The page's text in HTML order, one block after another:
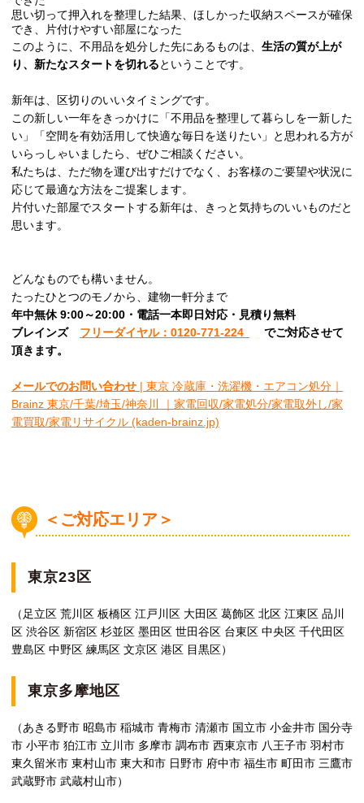
思い切って押入れを整理した結果、ほしかった収納スペースが確保
でき、片付けやすい部屋になった
このように、不用品を処分した先にあるものは、 生活の質が上が
り、新たなスタートを切れるということです。
新年は、区切りのいいタイミングです。
この新しい一年をきっかけに「不用品を整理して暮らしを一新した
い」「空間を有効活用して快適な毎日を送りたい」と思われる方が
いらっしゃいましたら、ぜひご相談ください。
私たちは、ただ物を運び出すだけでなく、お客様のご要望や状況に
応じて最適な方法をご提案します。
片付いた部屋でスタートする新年は、きっと気持ちのいいものだと
思います。
どんなものでも構いません。
たったひとつのモノから、建物一軒分まで
年中無休 9:00～20:00・電話一本即日対応・見積り無料
ブレインズ フリーダイヤル：0120-771-224
でご対応させて
頂きます。
メールでのお問い合わせ | 東京 冷蔵庫・洗濯機・エアコン処分｜
Brainz 東京/千葉/埼玉/神奈川 ｜家電回収/家電処分/家電取外し/家
電買取/家電リサイクル (kaden-brainz.jp)
＜ご対応エリア＞
東京23区
（足立区 荒川区 板橋区 江戸川区 大田区 葛飾区 北区 江東区 品川
区 渋谷区 新宿区 杉並区 墨田区 世田谷区 台東区 中央区 千代田区
豊島区 中野区 練馬区 文京区 港区 目黒区）
東京多摩地区
（あきる野市 昭島市 稲城市 青梅市 清瀬市 国立市 小金井市 国分寺
市 小平市 狛江市 立川市 多摩市 調布市 西東京市 八王子市 羽村市
東久留米市 東村山市 東大和市 日野市 府中市 福生市 町田市 三鷹市
武蔵野市 武蔵村山市）